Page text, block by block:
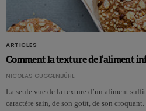
ARTICLES
Comment la texture de l’aliment
NICOLAS GUGGENBÜHL
La seule vue de la texture d’un aliment
caractère sain, de son goût, de son